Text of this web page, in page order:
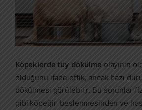
Köpeklerde tüy dökülme olayının
olduğunu ifade ettik, ancak bazı
dökülmesi görülebilir. Bu sorunlar
gibi köpeğin beslenmesinden ve